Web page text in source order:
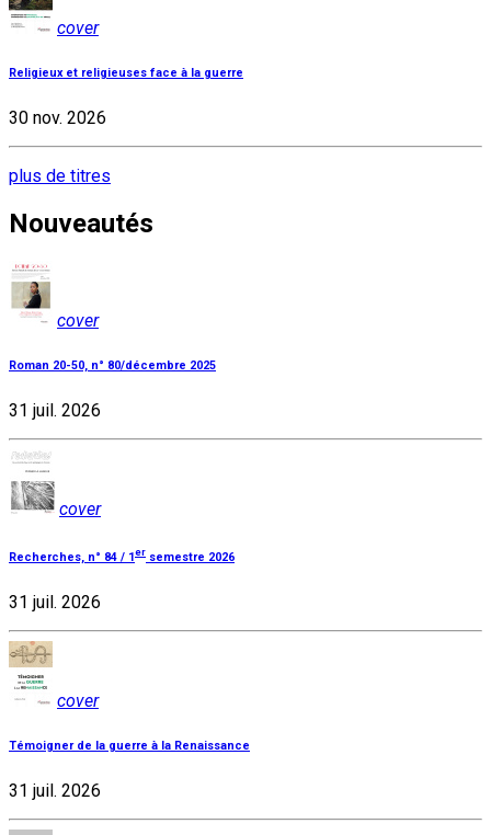
cover
Religieux et religieuses face à la guerre
30 nov. 2026
plus de titres
Nouveautés
cover
Roman 20-50, n° 80/décembre 2025
31 juil. 2026
cover
Recherches, n° 84 / 1er semestre 2026
31 juil. 2026
cover
Témoigner de la guerre à la Renaissance
31 juil. 2026